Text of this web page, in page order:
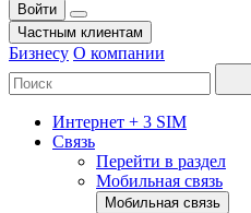
Войти
Частным клиентам
Бизнесу О компании
Интернет + 3 SIM
Связь
Перейти в раздел
Мобильная связь
Мобильная связь